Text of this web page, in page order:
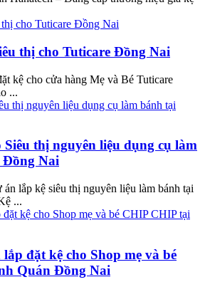
thị cho Tuticare Đồng Nai
kệ cho cửa hàng Mẹ và Bé Tuticare
...
thị nguyên liệu dụng cụ làm
Đồng Nai
án lắp kệ siêu thị nguyên liệu làm bánh tại
...
đặt kệ cho Shop mẹ và bé
Quán Đồng Nai